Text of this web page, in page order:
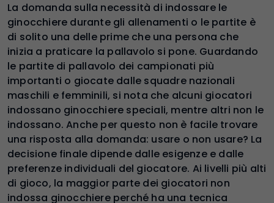
La domanda sulla necessità di indossare le
ginocchiere durante gli allenamenti o le partite è
di solito una delle prime che una persona che
inizia a praticare la pallavolo si pone. Guardando
le partite di pallavolo dei campionati più
importanti o giocate dalle squadre nazionali
maschili e femminili, si nota che alcuni giocatori
indossano ginocchiere speciali, mentre altri non le
indossano. Anche per questo non è facile trovare
una risposta alla domanda: usare o non usare? La
decisione finale dipende dalle esigenze e dalle
preferenze individuali del giocatore. Ai livelli più alti
di gioco, la maggior parte dei giocatori non
indossa ginocchiere perché ha una tecnica